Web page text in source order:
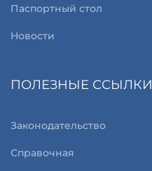
Паспортный стол
Новости
ПОЛЕЗНЫЕ ССЫЛКИ
Законодательство
Справочная